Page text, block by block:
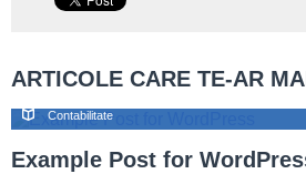
ARTICOLE CARE TE-AR
Contabilitate
Example Post for